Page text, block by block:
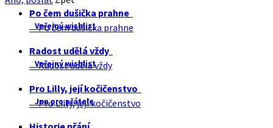
Po čem dušička prahne
Veřejný wishlist
Po čem dušička prahne
Radost udělá vždy
Veřejný wishlist
Radost udělá vždy
Pro Lilly, její kočičenstvo
Jen pro přátele
Pro Lilly, její kočičenstvo